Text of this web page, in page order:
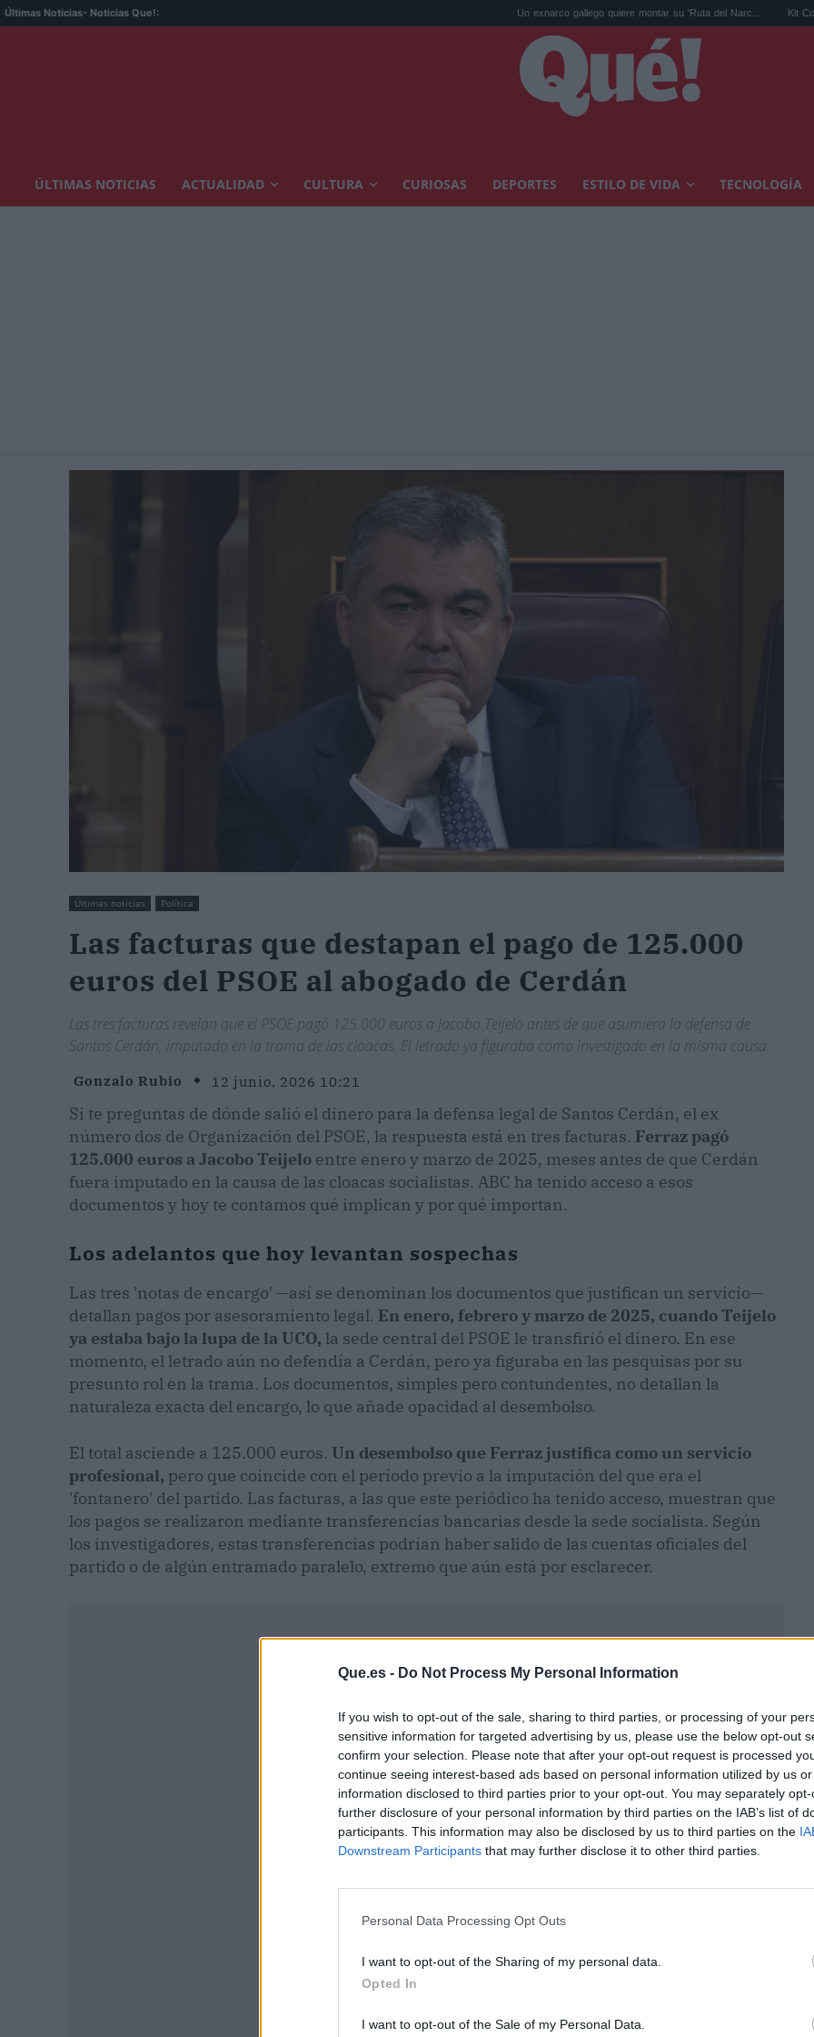
Que.es - Do Not Process My Personal Information
If you wish to opt-out of the sale, sharing to third parties, or processing of your
sensitive information for targeted advertising by us, please use the below opt-out
confirm your selection. Please note that after your opt-out request is processed
continue seeing interest-based ads based on personal information utilized by us
information disclosed to third parties prior to your opt-out. You may separately
further disclosure of your personal information by third parties on the IAB’s list of
participants. This information may also be disclosed by us to third parties on the
Downstream Participants that may further disclose it to other third parties.
Personal Data Processing Opt Outs
I want to opt-out of the Sharing of my personal data.
Opted In
I want to opt-out of the Sale of my Personal Data.
Últimas Noticias- Noticias Que!: Un exnarco gallego quiere montar su 'Ruta del Narc... Kit Connor será
ÚLTIMAS NOTICIAS ACTUALIDAD CULTURA CURIOSAS DEPORTES ESTILO DE VIDA TECNOLOGÍA
Últimas noticias Política
Las facturas que destapan el pago de 125.000
euros del PSOE al abogado de Cerdán
Las tres facturas revelan que el PSOE pagó 125.000 euros a Jacobo Teijelo antes de que asumiera la defensa de
Santos Cerdán, imputado en la trama de las cloacas. El letrado ya figuraba como investigado en la misma causa.
Gonzalo Rubio 12 junio, 2026 10:21
Si te preguntas de dónde salió el dinero para la defensa legal de Santos Cerdán, el ex
número dos de Organización del PSOE, la respuesta está en tres facturas. Ferraz pagó
125.000 euros a Jacobo Teijelo entre enero y marzo de 2025, meses antes de que Cerdán
fuera imputado en la causa de las cloacas socialistas. ABC ha tenido acceso a esos
documentos y hoy te contamos qué implican y por qué importan.
Los adelantos que hoy levantan sospechas
Las tres 'notas de encargo' —así se denominan los documentos que justifican un servicio—
detallan pagos por asesoramiento legal. En enero, febrero y marzo de 2025, cuando Teijelo
ya estaba bajo la lupa de la UCO, la sede central del PSOE le transfirió el dinero. En ese
momento, el letrado aún no defendía a Cerdán, pero ya figuraba en las pesquisas por su
presunto rol en la trama. Los documentos, simples pero contundentes, no detallan la
naturaleza exacta del encargo, lo que añade opacidad al desembolso.
El total asciende a 125.000 euros. Un desembolso que Ferraz justifica como un servicio
profesional, pero que coincide con el período previo a la imputación del que era el
'fontanero' del partido. Las facturas, a las que este periódico ha tenido acceso, muestran que
los pagos se realizaron mediante transferencias bancarias desde la sede socialista. Según
los investigadores, estas transferencias podrían haber salido de las cuentas oficiales del
partido o de algún entramado paralelo, extremo que aún está por esclarecer.